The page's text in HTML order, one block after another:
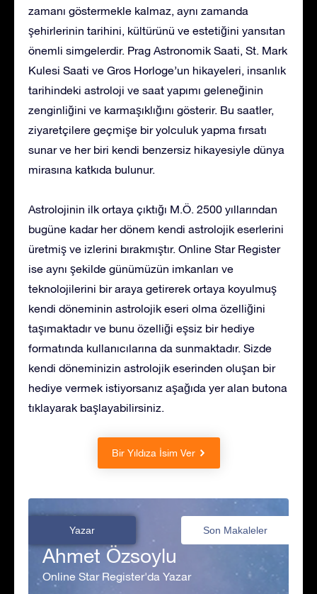
zamanı göstermekle kalmaz, aynı zamanda
şehirlerinin tarihini, kültürünü ve estetiğini yansıtan
önemli simgelerdir. Prag Astronomik Saati, St. Mark
Kulesi Saati ve Gros Horloge’un hikayeleri, insanlık
tarihindeki astroloji ve saat yapımı geleneğinin
zenginliğini ve karmaşıklığını gösterir. Bu saatler,
ziyaretçilere geçmişe bir yolculuk yapma fırsatı
sunar ve her biri kendi benzersiz hikayesiyle dünya
mirasına katkıda bulunur.
Astrolojinin ilk ortaya çıktığı M.Ö. 2500 yıllarından
bugüne kadar her dönem kendi astrolojik eserlerini
üretmiş ve izlerini bırakmıştır. Online Star Register
ise aynı şekilde günümüzün imkanları ve
teknolojilerini bir araya getirerek ortaya koyulmuş
kendi döneminin astrolojik eseri olma özelliğini
taşımaktadır ve bunu özelliği eşsiz bir hediye
formatında kullanıcılarına da sunmaktadır. Sizde
kendi döneminizin astrolojik eserinden oluşan bir
hediye vermek istiyorsanız aşağıda yer alan butona
tıklayarak başlayabilirsiniz.
Bir Yıldıza İsim Ver
Yazar Son Makaleler
Ahmet Özsoylu
Online Star Register'da Yazar